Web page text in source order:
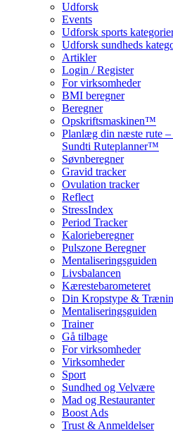
Udforsk
Events
Udforsk sports
Udforsk sundheds
Artikler
Login / Register
For virksomheder
BMI beregner
Beregner
Opskriftsmaskinen™
Planlæg din næste rute
Sundti Ruteplanner™
Søvnberegner
Gravid tracker
Ovulation tracker
Reflect
StressIndex
Period Tracker
Kalorieberegner
Pulszone Beregner
Mentaliseringsguiden
Livsbalancen
Kærestebarometeret
Din Kropstype &
Mentaliseringsguiden
Trainer
Gå tilbage
For virksomheder
Virksomheder
Sport
Sundhed og Velvære
Mad og Restauranter
Boost Ads
Trust & Anmeldelser